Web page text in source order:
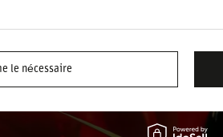
le nécessaire